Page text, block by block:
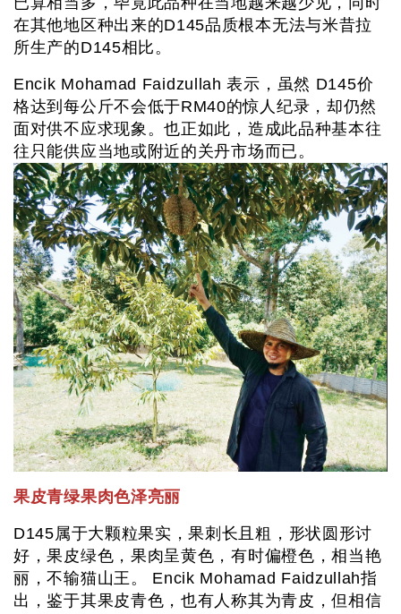
在其他地区种出来的D145品质根本无法与米昔拉
所生产的D145相比。
Encik Mohamad Faidzullah 表示，虽然 D145价
格达到每公斤不会低于RM40的惊人纪录，却仍然
面对供不应求现象。也正如此，造成此品种基本往
往只能供应当地或附近的关丹市场而已。
果皮青绿果肉色泽亮丽
D145属于大颗粒果实，果刺长且粗，形状圆形讨
好，果皮绿色，果肉呈黄色，有时偏橙色，相当艳
丽，不输猫山王。 Encik Mohamad Faidzullah指
出，鉴于其果皮青色，也有人称其为青皮，但相信